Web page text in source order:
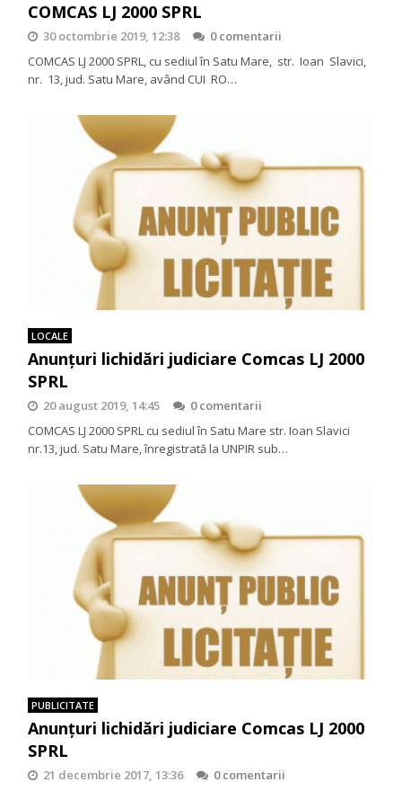
COMCAS LJ 2000 SPRL
30 octombrie 2019, 12:38
0 comentarii
COMCAS LJ 2000 SPRL, cu sediul în Satu Mare, str. Ioan Slavici,
nr. 13, jud. Satu Mare, având CUI RO…
LOCALE
Anunțuri lichidări judiciare Comcas LJ 2000
SPRL
20 august 2019, 14:45
0 comentarii
COMCAS LJ 2000 SPRL cu sediul în Satu Mare str. Ioan Slavici
nr.13, jud. Satu Mare, înregistrată la UNPIR sub…
PUBLICITATE
Anunţuri lichidări judiciare Comcas LJ 2000
SPRL
21 decembrie 2017, 13:36
0 comentarii